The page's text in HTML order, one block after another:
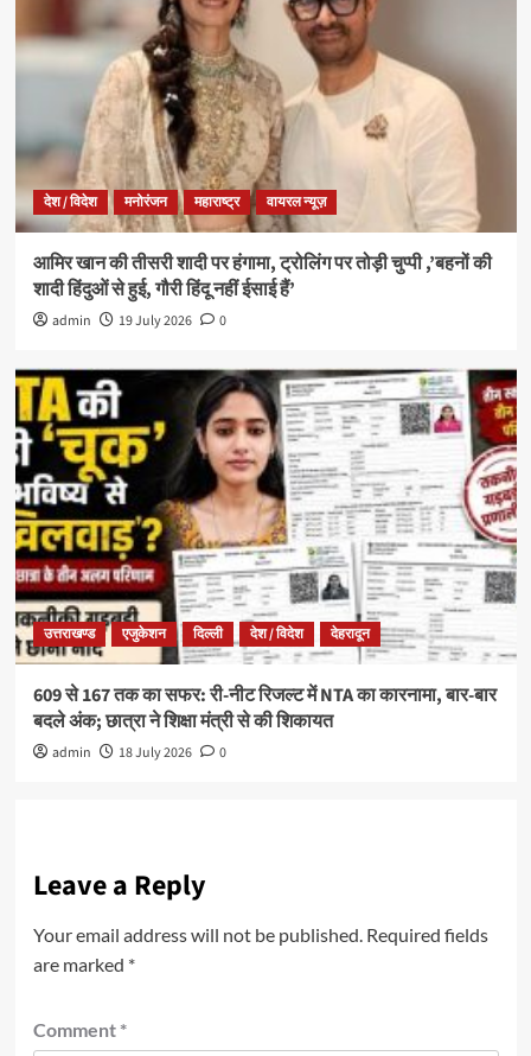
देश / विदेश मनोरंजन महाराष्ट्र वायरल न्यूज़
आमिर खान की तीसरी शादी पर हंगामा, ट्रोलिंग पर तोड़ी चुप्पी ,’बहनों की
शादी हिंदुओं से हुई, गौरी हिंदू नहीं ईसाई हैं’
admin 19 July 2026 0
उत्तराखण्ड एजुकेशन दिल्ली देश / विदेश देहरादून
609 से 167 तक का सफर: री-नीट रिजल्ट में NTA का कारनामा, बार-बार
बदले अंक; छात्रा ने शिक्षा मंत्री से की शिकायत
admin 18 July 2026 0
Leave a Reply
Your email address will not be published. Required fields
are marked *
Comment *